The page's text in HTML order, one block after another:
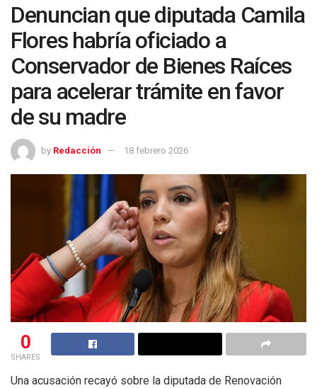
Denuncian que diputada Camila
Flores habría oficiado a
Conservador de Bienes Raíces
para acelerar trámite en favor
de su madre
by Redacción 18 febrero 2026
0
SHARES
Una acusación recayó sobre la diputada de Renovación